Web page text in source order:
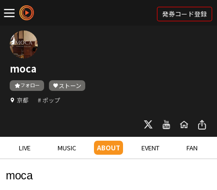
発券コード登録
moca
フォロー
ストーン
京都
# ポップ
LIVE MUSIC ABOUT EVENT FAN
moca